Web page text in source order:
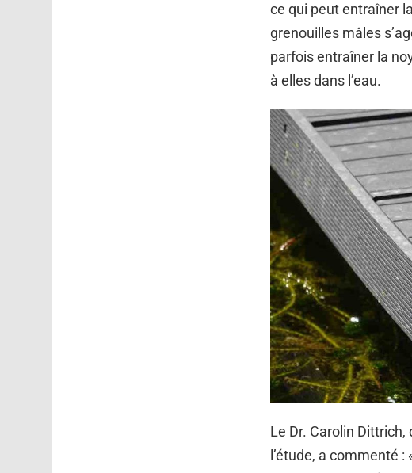
ce qui peut entraîner
grenouilles mâles
parfois entraîner la
à elles dans l’eau.
Le Dr. Carolin
l’étude, a commenté